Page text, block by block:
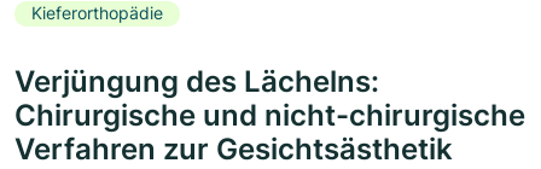
Kieferorthopädie
Verjüngung des Lächelns:
Chirurgische und nicht-chirurgische
Verfahren zur Gesichtsästhetik